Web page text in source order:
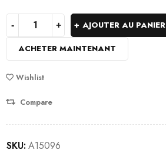
AJOUTER AU PANIER
ACHETER MAINTENANT
Wishlist
Compare
SKU: A15096